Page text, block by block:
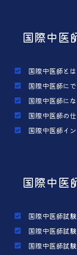
国際中医
国際中医師とは
国際中医師に
国際中医師に
国際中医師の
国際中医師イ
国際中医
国際中医師試
国際中医師試
国際中医師試